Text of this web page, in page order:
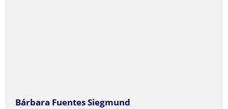
Bárbara Fuentes Siegmund